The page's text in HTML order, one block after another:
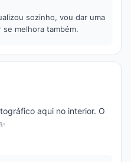
sozinho, vou dar uma
se melhora também.
aqui no interior. O